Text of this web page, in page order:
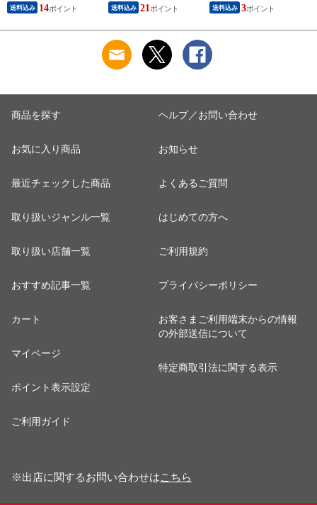
送料込み 14 送料込み 21 送料込み 3
商品を探す
お気に入り商品
最近チェックした商品
取り扱いジャンル一覧
取り扱い店舗一覧
おすすめ記事一覧
カート
マイページ
ポイント表示設定
ご利用ガイド
ヘルプ／お問い合わせ
お知らせ
よくあるご質問
はじめての方へ
ご利用規約
プライバシーポリシー
お客さまご利用端末からの情報
の外部送信について
特定商取引法に関する表示
※出店に関するお問い合わせはこちら